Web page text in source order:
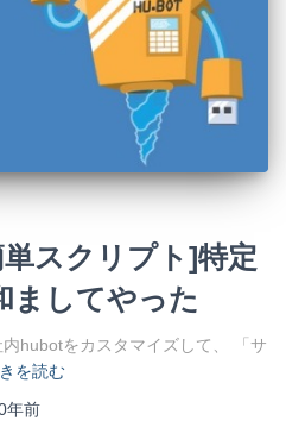
スクリプト]特定
ましてやった
hubotをカスタマイズして、 「サ
を読む
年前